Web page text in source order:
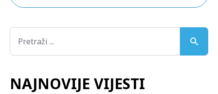
NAJNOVIJE VIJESTI